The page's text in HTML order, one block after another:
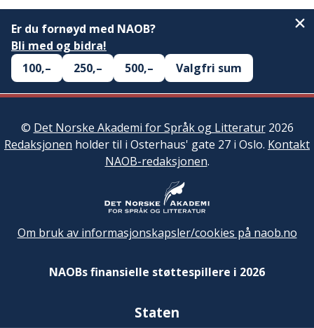
Er du fornøyd med NAOB?
Bli med og bidra!
100,–
250,– 500,– Valgfri sum
© Det Norske Akademi for Språk og Litteratur2026
Redaksjonen holder til i Osterhaus' gate 27 i Oslo. Kontakt
NAOB-redaksjonen.
Om bruk av informasjonskapsler/cookies på naob.no
NAOBs finansielle støttespillere i 2026
Staten